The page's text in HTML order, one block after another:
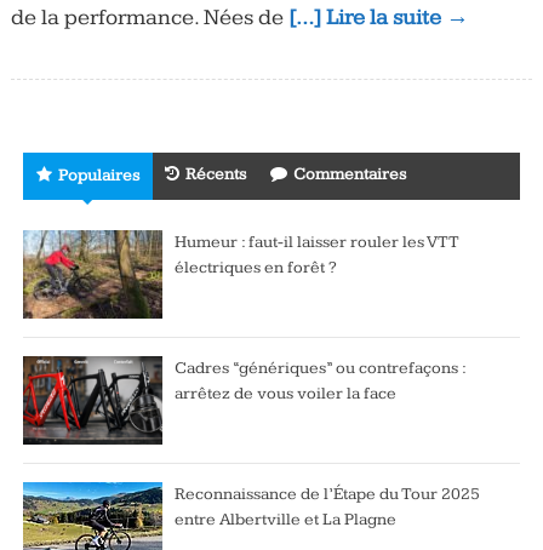
de la performance. Nées de […] Lire la suite →
Populaires Récents Commentaires
Humeur : faut-il laisser rouler les VTT
électriques en forêt ?
Cadres “génériques” ou contrefaçons :
arrêtez de vous voiler la face
Reconnaissance de l’Étape du Tour 2025
entre Albertville et La Plagne